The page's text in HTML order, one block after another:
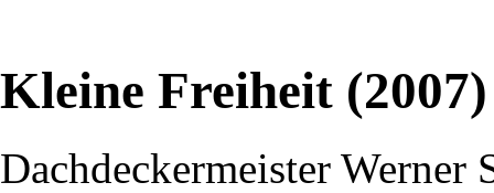
Kleine Freiheit (2007)
Dachdeckermeister